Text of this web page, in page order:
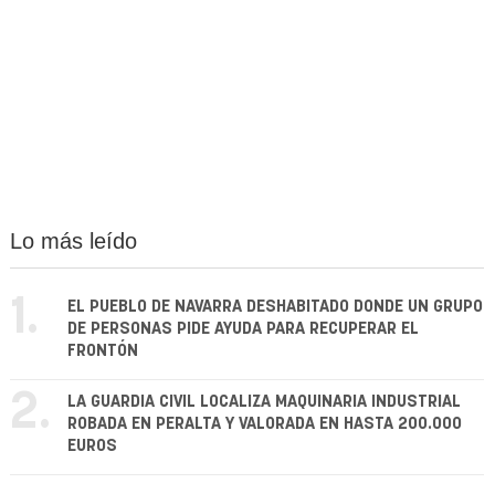
Lo más leído
1.
EL PUEBLO DE NAVARRA DESHABITADO DONDE UN GRUPO
DE PERSONAS PIDE AYUDA PARA RECUPERAR EL
FRONTÓN
2.
LA GUARDIA CIVIL LOCALIZA MAQUINARIA INDUSTRIAL
ROBADA EN PERALTA Y VALORADA EN HASTA 200.000
EUROS